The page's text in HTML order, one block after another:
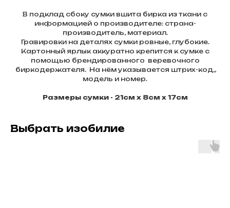
В подклад сбоку сумки вшита бирка из ткани с
информацией о производителе: страна-
производитель, материал.
Гравировки на деталях сумки ровные, глубокие.
Картонный ярлык аккуратно крепится к сумке с
помощью брендированного веревочного
биркодержателя. На нём указывается штрих-код,,
модель и номер.
Размеры сумки - 21см х 8см х 17cм
Выбрать изобилие